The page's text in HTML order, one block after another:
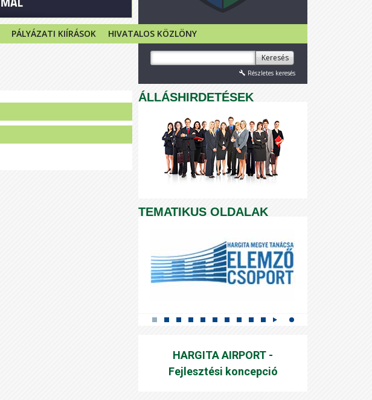
PÁLYÁZATI KIÍRÁSOK HIVATALOS KÖZLÖNY
Keresés
Részletes keresés
ÁLLÁSHIRDETÉSEK
TEMATIKUS OLDALAK
HARGITA AIRPORT -
Fejlesztési koncepció